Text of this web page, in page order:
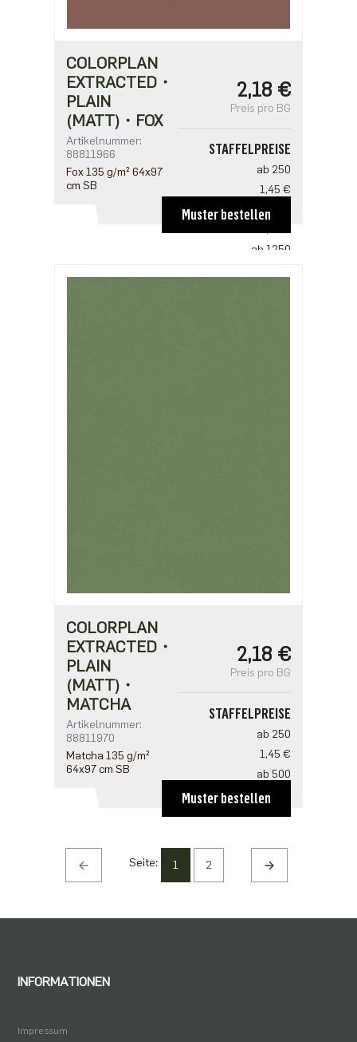
COLORPLAN
EXTRACTED・
PLAIN
(MATT)・FOX
Artikelnummer:
88811966
Fox 135 g/m² 64x97
cm SB
2,18 €
Preis pro BG
STAFFELPREISE
ab 250
1,45 €
ab 500
ab 1250
Muster bestellen
COLORPLAN
EXTRACTED・
PLAIN
(MATT)・
MATCHA
Artikelnummer:
88811970
Matcha 135 g/m²
64x97 cm SB
2,18 €
Preis pro BG
STAFFELPREISE
ab 250
1,45 €
ab 500
1,41 €
ab 1250
0,97 €
Muster bestellen
Seite: 1 2
INFORMATIONEN
Impressum